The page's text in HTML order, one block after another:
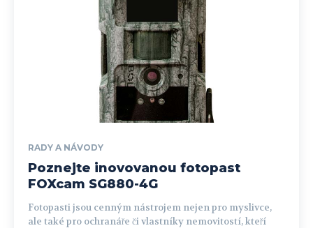
RADY A NÁVODY
Poznejte inovovanou fotopast
FOXcam SG880-4G
Fotopasti jsou cenným nástrojem nejen pro myslivce,
ale také pro ochranáře či vlastníky nemovitostí, kteří